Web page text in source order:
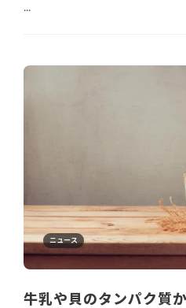
...
ニュース
牛乳や貝のタンパク質